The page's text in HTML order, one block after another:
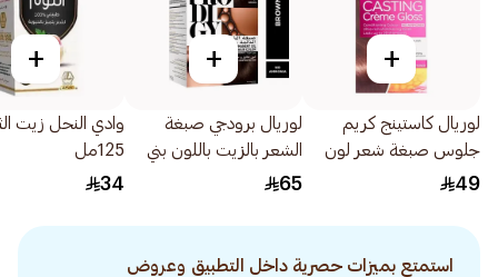
+
لوريال كاستينج كريم
جلوس صبغة شعر لون
49
+
لوريال برودجي صبغة
الشعر بالزيت باللون بني
4.0 1قطعة
65
+
وادي النحل زيت
125مل
34
استمتع بميزات حصرية داخل التطبيق وعروض